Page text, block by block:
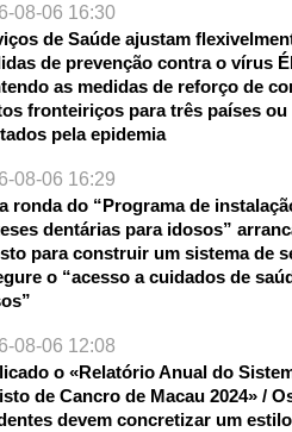
08-06 16:30
de Saúde ajustam
de prevenção contra o vírus
as medidas de reforço de
fronteiriços para três países ou
pela epidemia
08-06 16:29
ronda do “Programa de
dentárias para idosos”
para construir um sistema de
o “acesso a cuidados de
08-06 12:08
o «Relatório Anual do
de Cancro de Macau 2024» /
devem concretizar um